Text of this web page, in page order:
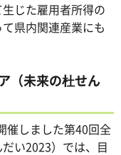
じた雇用者所得の
県内関連産業にも
（未来の杜せん
催しました第40回全
い2023）では、目